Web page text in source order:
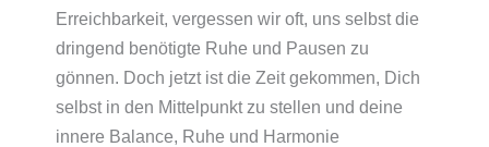
Erreichbarkeit, vergessen wir oft, uns selbst die
dringend benötigte Ruhe und Pausen zu
gönnen. Doch jetzt ist die Zeit gekommen, Dich
selbst in den Mittelpunkt zu stellen und deine
innere Balance, Ruhe und Harmonie